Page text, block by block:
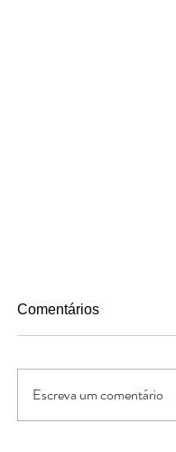
Comentários
Escreva um comentário